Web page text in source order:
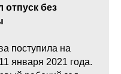
отпуск без
поступила на
января 2021 года.